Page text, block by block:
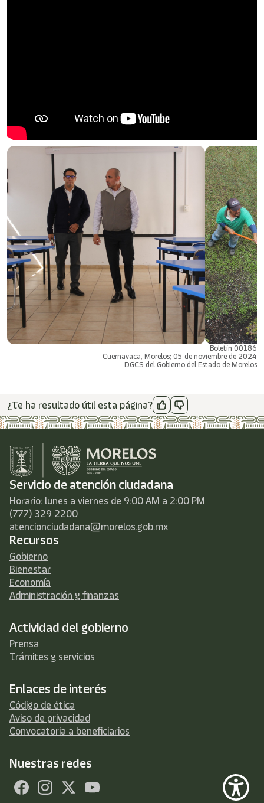
Boletín 00186
Cuernavaca, Morelos; 05 de noviembre de 2024
DGCS del Gobierno del Estado de Morelos
¿Te ha resultado útil esta página?
Servicio de atención ciudadana
Horario: lunes a viernes de 9:00 AM a 2:00 PM
(777) 329 2200
atencionciudadana@morelos.gob.mx
Recursos
Gobierno
Bienestar
Economía
Administración y finanzas
Actividad del gobierno
Prensa
Trámites y servicios
Enlaces de interés
Código de ética
Aviso de privacidad
Convocatoria a beneficiarios
Nuestras redes